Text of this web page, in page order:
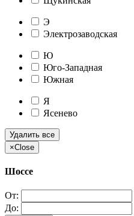
Э
Электрозаводская
Ю
Юго-Западная
Южная
Я
Ясенево
Удалить все
×Close
Шоссе
От:
До: